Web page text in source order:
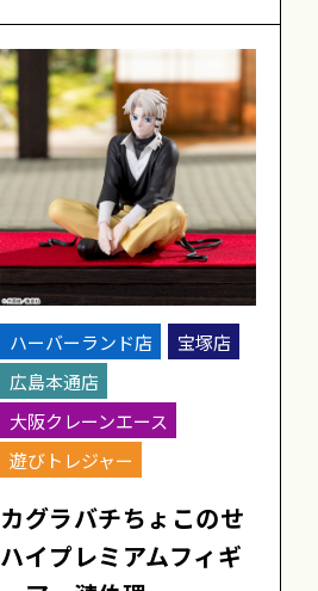
ハーバーランド店
宝塚店
広島本通店
大阪クレーンエース
遊びトレジャー
カグラバチちょこのせ
ハイプレミアムフィギ